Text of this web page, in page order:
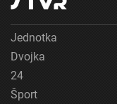
Jednotka
Dvojka
24
Šport